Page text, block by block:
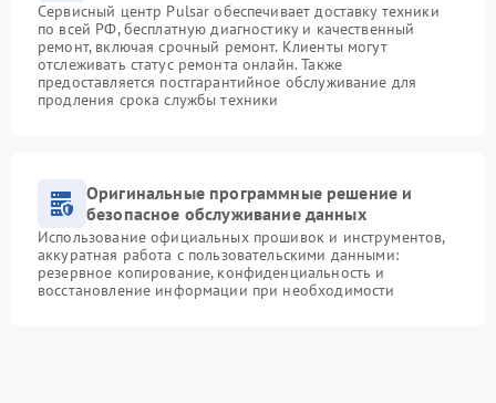
Сервисный центр Pulsar обеспечивает доставку техники
по всей РФ, бесплатную диагностику и качественный
ремонт, включая срочный ремонт. Клиенты могут
отслеживать статус ремонта онлайн. Также
предоставляется постгарантийное обслуживание для
продления срока службы техники
Оригинальные программные решение и
безопасное обслуживание данных
Использование официальных прошивок и инструментов,
аккуратная работа с пользовательскими данными:
резервное копирование, конфиденциальность и
восстановление информации при необходимости